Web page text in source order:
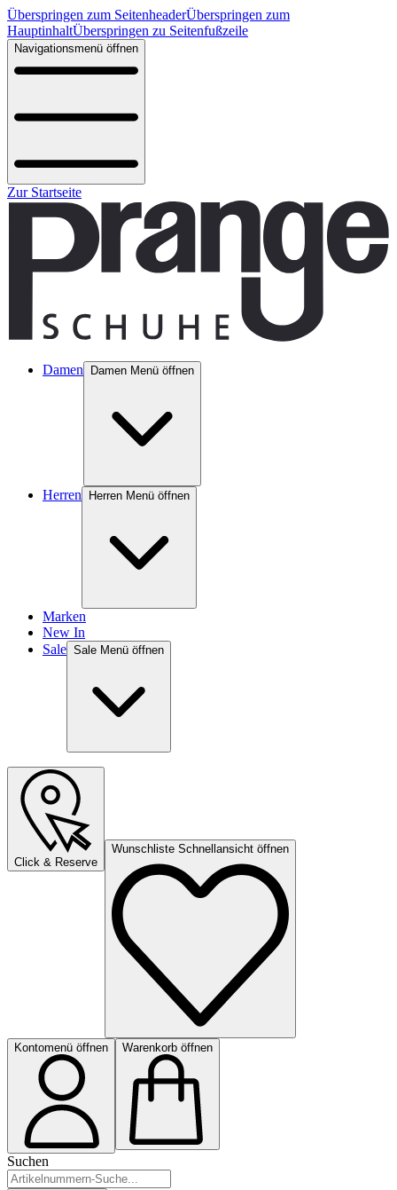
Überspringen zum SeitenheaderÜberspringen zum
HauptinhaltÜberspringen zu Seitenfußzeile
Navigationsmenü öffnen
Zur Startseite
Damen Damen Menü öffnen
Herren Herren Menü öffnen
Marken
New In
Sale Sale Menü öffnen
Click & Reserve
Wunschliste Schnellansicht öffnen
Kontomenü öffnen Warenkorb öffnen
Suchen